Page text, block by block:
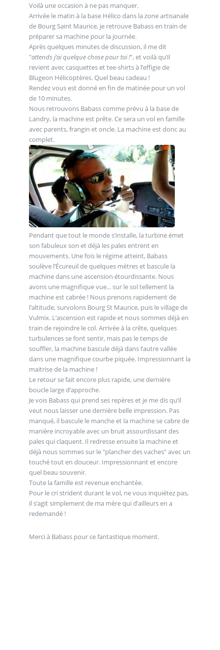
Voilà une occasion à ne pas manquer.
Arrivée le matin à la base Hélico dans la zone artisanale
de Bourg Saint Maurice, je retrouve Babass en train de
préparer sa machine pour la journée.
Après quelques minutes de discussion, il me dit
"attends j’ai quelque chose pour toi !", et voilà qu’il
revient avec casquettes et tee-shirts à l’effigie de
Blugeon Hélicoptères. Quel beau cadeau !
Rendez vous est donné en fin de matinée pour un vol
de 10 minutes.
Nous retrouvons Babass comme prévu à la base de
Landry, la machine est prête. Ce sera un vol en famille
avec parents, frangin et oncle. La machine est donc au
complet.
Pendant que tout le monde s’installe, la turbine émet
son fabuleux son et déjà les pales entrent en
mouvements. Une fois le régime atteint, Babass
soulève l’Écureuil de quelques mètres et bascule la
machine dans une ascension étourdissante. Nous
avons une magnifique vue... sur le sol tellement la
machine est cabrée ! Nous prenons rapidement de
l’altitude, survolons Bourg St Maurice, puis le village de
Vulmix. L’ascension est rapide et nous sommes déjà en
train de rejoindre le col. Arrivée à la crête, quelques
turbulences se font sentir, mais pas le temps de
souffler, la machine bascule déjà dans l’autre vallée
dans une magnifique courbe piquée. Impressionnant la
maitrise de la machine !
Le retour se fait encore plus rapide, une dernière
boucle large d’approche.
Je vois Babass qui prend ses repères et je me dis qu’il
veut nous laisser une dernière belle impression. Pas
manqué, il bascule le manche et la machine se cabre de
manière incroyable avec un bruit assourdissant des
pales qui claquent. Il redresse ensuite la machine et
déjà nous sommes sur le "plancher des vaches" avec un
touché tout en douceur. Impressionnant et encore
quel beau souvenir.
Toute la famille est revenue enchantée.
Pour le cri strident durant le vol, ne vous inquiétez pas,
il s’agit simplement de ma mère qui d’ailleurs en a
redemandé !
Merci à Babass pour ce fantastique moment.